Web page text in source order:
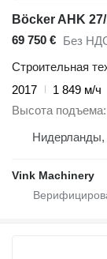
Böcker AHK
69 750 € Без
Строительная
2017
1 849 м/ч
Высота подъема
Нидерланды,
Vink Machinery